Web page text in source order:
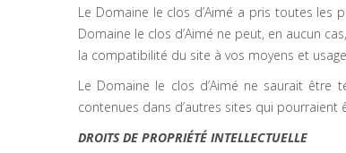
Le Domaine le clos d’Aimé a pris toutes les
Domaine le clos d’Aimé ne peut, en aucun
la compatibilité du site à vos moyens et
Le Domaine le clos d’Aimé ne saurait être
contenues dans d’autres sites qui
DROITS DE PROPRIÉTÉ INTELLECTUELLE